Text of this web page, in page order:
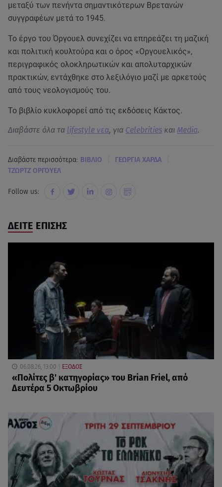
μεταξύ των πενήντα σημαντικότερων Βρετανών
συγγραφέων μετά το 1945.
Το έργο του Όργουελ συνεχίζει να επηρεάζει τη μαζική
και πολιτική κουλτούρα και ο όρος «Οργουελικός»,
περιγραφικός ολοκληρωτικών και απολυταρχικών
πρακτικών, εντάχθηκε στο λεξιλόγιο μαζί με αρκετούς
από τους νεολογισμούς του.
Το βιβλίο κυκλοφορεί από τις εκδόσεις Κάκτος.
Διαβάστε όλα τα lifestyle νεα, για Celebrities και Media.
Διαβάστε περισσότερα: ΒΙΒΛΙΟ ΓΕΩΡΓΙΑ ΧΑΡΔΑ
ΤΖΩΡΤΖ ΟΡΓΟΥΕΛ
Follow us:
ΔΕΙΤΕ ΕΠΙΣΗΣ
06.08.26, 13:00 ΕΞΟΔΟΣ
«Πολίτες β' κατηγορίας» του Brian Friel, από
Δευτέρα 5 Οκτωβρίου